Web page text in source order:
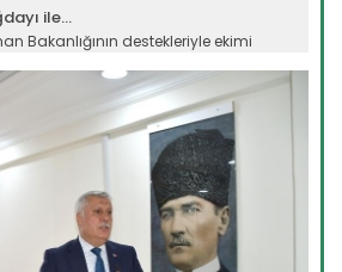
ile...
Bakanlığının destekleriyle ekimi